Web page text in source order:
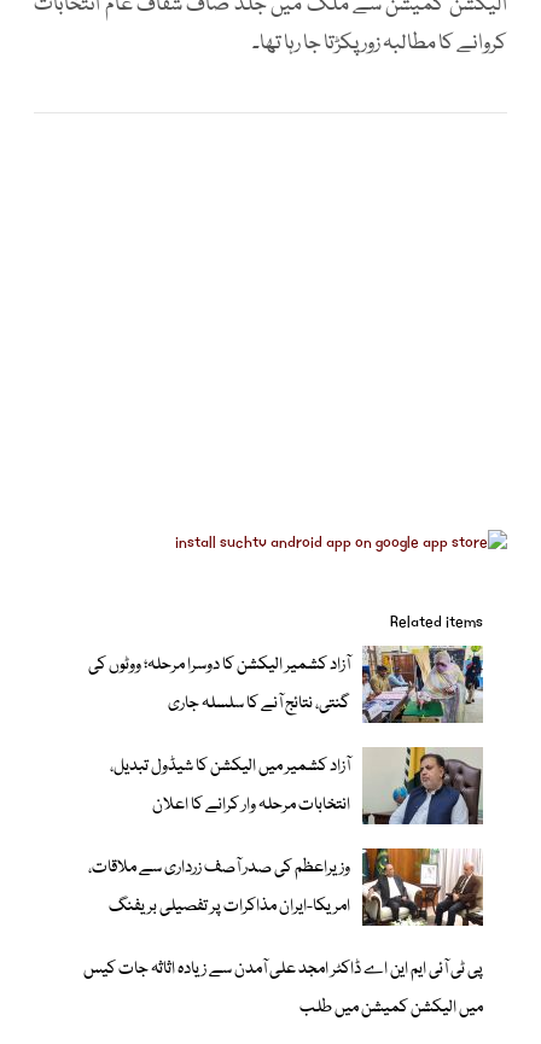
کروانے کا مطالبہ زور پکڑتا جا رہا تھا۔
Related items
آزاد کشمیر الیکشن کا دوسرا مرحلہ؛ ووٹوں کی
گنتی، نتائج آنے کا سلسلہ جاری
آزاد کشمیر میں الیکشن کا شیڈول تبدیل،
انتخابات مرحلہ وار کرانے کا اعلان
وزیراعظم کی صدر آصف زرداری سے ملاقات،
امریکا-ایران مذاکرات پر تفصیلی بریفنگ
پی ٹی آئی ایم این اے ڈاکٹر امجد علی آمدن سے زیادہ اثاثہ جات کیس
میں الیکشن کمیشن میں طلب